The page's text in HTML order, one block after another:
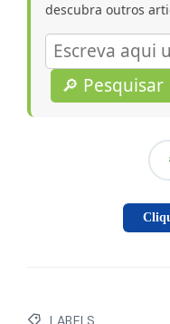
descubra outros
🔎 Pesquisar
LABELS